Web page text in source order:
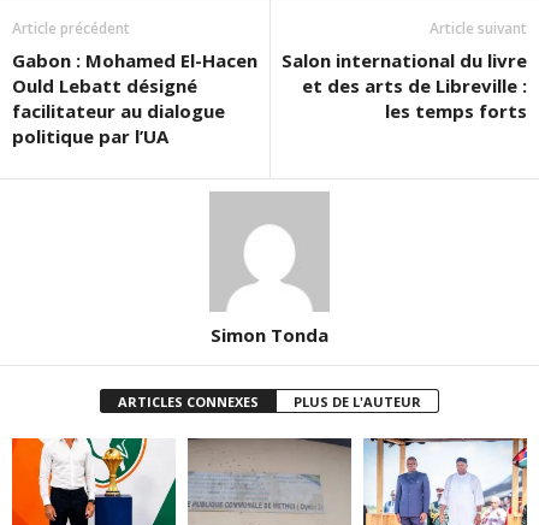
Article précédent
Gabon : Mohamed El-Hacen
Ould Lebatt désigné
facilitateur au dialogue
politique par l’UA
Article suivant
Salon international du livre
et des arts de Libreville :
les temps forts
Simon Tonda
ARTICLES CONNEXES PLUS DE L'AUTEUR